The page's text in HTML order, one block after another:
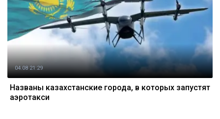
04.08 21:29
Названы казахстанские города, в которых запустят
аэротакси